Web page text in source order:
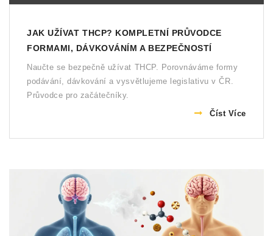
JAK UŽÍVAT THCP? KOMPLETNÍ PRŮVODCE
FORMAMI, DÁVKOVÁNÍM A BEZPEČNOSTÍ
Naučte se bezpečně užívat THCP. Porovnáváme formy
podávání, dávkování a vysvětlujeme legislativu v ČR.
Průvodce pro začátečníky.
Číst Více